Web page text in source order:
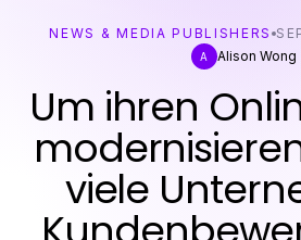
NEWS & MEDIA PUBLISHERS
A Alison Wong
Um ihren
viele